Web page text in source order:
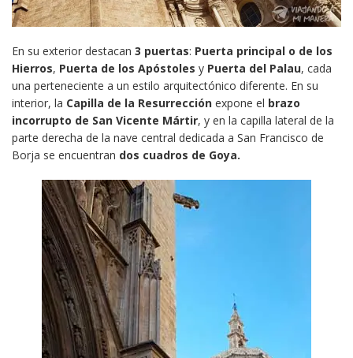
En su exterior destacan 3 puertas: Puerta principal o de los
Hierros, Puerta de los Apóstoles y Puerta del Palau, cada
una perteneciente a un estilo arquitectónico diferente. En su
interior, la Capilla de la Resurrección expone el brazo
incorrupto de San Vicente Mártir, y en la capilla lateral de la
parte derecha de la nave central dedicada a San Francisco de
Borja se encuentran dos cuadros de Goya.